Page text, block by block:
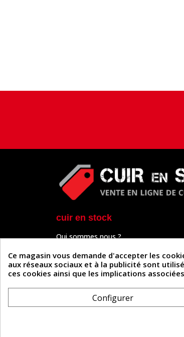
cuir en stock
Qui sommes nous ?
Paiement sécurisé
Un problème de connexion ?
Frais de livraison
Formulaire de rétractation
Ce magasin vous demande d'accepter les
aux réseaux sociaux et à la publicité sont
ces cookies ainsi que les implications
Configurer